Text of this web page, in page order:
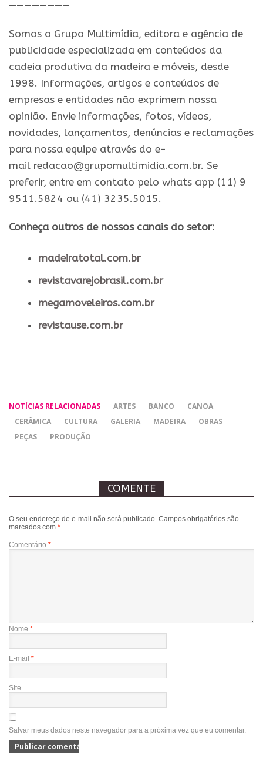
————————
Somos o Grupo Multimídia, editora e agência de
publicidade especializada em conteúdos da
cadeia produtiva da madeira e móveis, desde
1998. Informações, artigos e conteúdos de
empresas e entidades não exprimem nossa
opinião. Envie informações, fotos, vídeos,
novidades, lançamentos, denúncias e reclamações
para nossa equipe através do e-
mail redacao@grupomultimidia.com.br. Se
preferir, entre em contato pelo whats app (11) 9
9511.5824 ou (41) 3235.5015.
Conheça outros de nossos canais do setor:
madeiratotal.com.br
revistavarejobrasil.com.br
megamoveleiros.com.br
revistause.com.br
NOTÍCIAS RELACIONADAS ARTES BANCO
CANOA
CERÂMICA
CULTURA GALERIA MADEIRA
OBRAS
PEÇAS
PRODUÇÃO
COMENTE
O seu endereço de e-mail não será publicado. Campos obrigatórios são
marcados com *
Comentário *
Nome *
E-mail *
Site
Salvar meus dados neste navegador para a próxima vez que eu comentar.